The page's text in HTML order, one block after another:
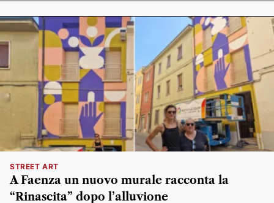
STREET ART
A Faenza un nuovo murale racconta la
“Rinascita” dopo l’alluvione